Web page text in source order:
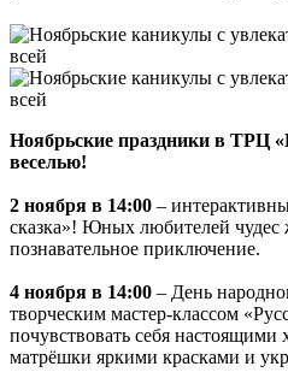
Ноябрьские праздники в ТРЦ
веселью!
2 ноября в 14:00 –
сказка»! Юных любителей чудес
познавательное приключение.
4 ноября в 14:00 – День
творческим мастер-классом
почувствовать себя
матрёшки яркими красками и